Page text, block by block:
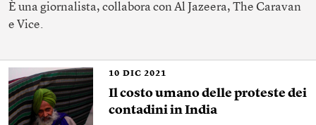
È una giornalista, collabora con Al Jazeera, The Caravan
e Vice.
10 DIC 2021
Il costo umano delle proteste dei
contadini in India